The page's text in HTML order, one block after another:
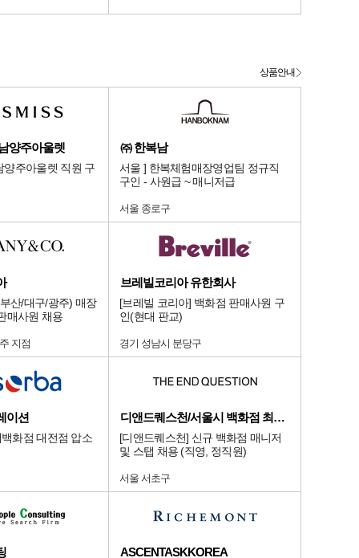
양주아울렛
양주아울렛 직원 구
㈜ 한복남
서울 ] 한복체험매장영업팀 정규직
구인 - 사원급 ~ 매니저급
서울 종로구
산/대구/광주) 매장
매사원 채용
지점
브레빌코리아 유한회사
[브레빌 코리아] 백화점 판매사원 구
인(현대 판교)
경기 성남시 분당구
이션
화점 대전점 압소
디앤드퀘스천/서울시 백화점 최상급 점
[디앤드퀘스천] 신규 백화점 매니저
및 스탭 채용 (직영, 정직원)
서울 서초구
ASCENTASKKOREA
상품안내